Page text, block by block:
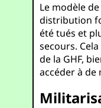
Le modèle
distribution
été tués et
secours.
de la GHF,
accéder à de